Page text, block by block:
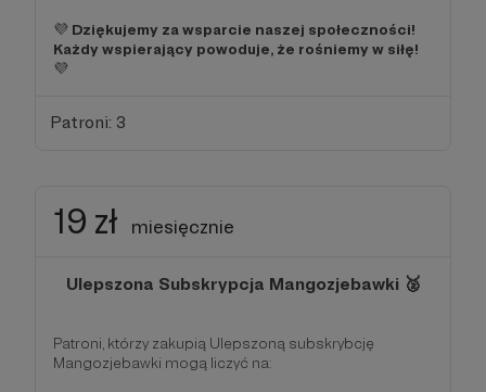
💜 Dziękujemy za wsparcie naszej społeczności!
Każdy wspierający powoduje, że rośniemy w siłę!
💜
Patroni: 3
19 zł miesięcznie
Ulepszona Subskrypcja Mangozjebawki 🥈
Patroni, którzy zakupią Ulepszoną subskrybcję
Mangozjebawki mogą liczyć na: